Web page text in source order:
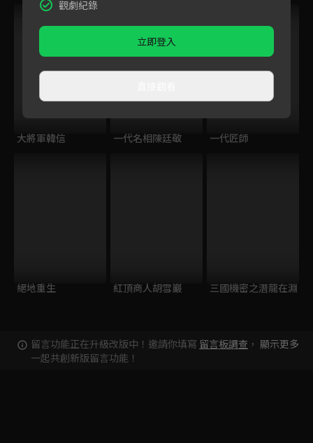
大將軍韓信 一代名相陳廷敬 一代匠師
絕地重生 紅頂商人胡雪巖 三國機密之潛龍在淵
留言功能正在升級改版中！邀請你填寫 留言板調查 ，
一起共創新版留言功能！
顯示更多
觀劇紀錄
立即登入